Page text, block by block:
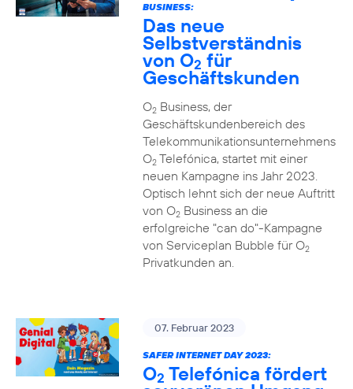
BUSINESS:
Das neue
Selbstverständnis
von O2 für
Geschäftskunden
O2Business, der
Geschäftskundenbereich des
Telekommunikationsunternehmens
O2Telefónica, startet mit einer
neuen Kampagne ins Jahr 2023.
Optisch lehnt sich der neue Auftritt
von O2Business an die
erfolgreiche "can do"-Kampagne
von Serviceplan Bubble für O2
Privatkunden an.
07. Februar 2023
SAFER INTERNET DAY 2023:
O2 Telefónica fördert